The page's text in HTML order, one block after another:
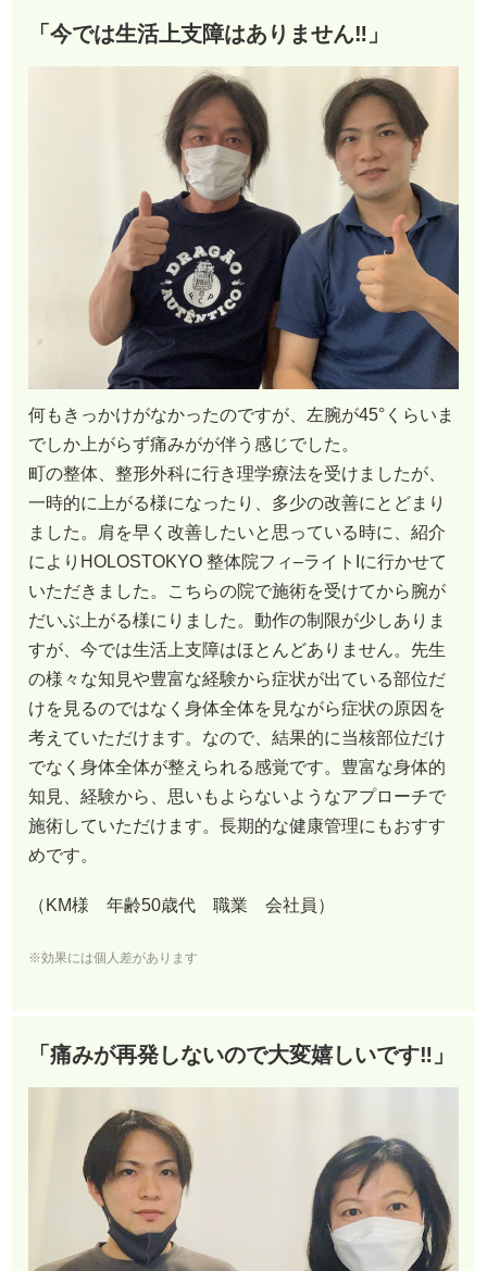
「今では生活上支障はありません‼︎」
何もきっかけがなかったのですが、左腕が45°くらいま
でしか上がらず痛みがが伴う感じでした。
町の整体、整形外科に行き理学療法を受けましたが、
一時的に上がる様になったり、多少の改善にとどまり
ました。肩を早く改善したいと思っている時に、紹介
によりHOLOSTOKYO 整体院フィ–ライトIに行かせて
いただきました。こちらの院で施術を受けてから腕が
だいぶ上がる様にりました。動作の制限が少しありま
すが、今では生活上支障はほとんどありません。先生
の様々な知見や豊富な経験から症状が出ている部位だ
けを見るのではなく身体全体を見ながら症状の原因を
考えていただけます。なので、結果的に当核部位だけ
でなく身体全体が整えられる感覚です。豊富な身体的
知見、経験から、思いもよらないようなアプローチで
施術していただけます。長期的な健康管理にもおすす
めです。
（KM様 年齢50歳代 職業 会社員）
※効果には個人差があります
「痛みが再発しないので大変嬉しいです‼︎」